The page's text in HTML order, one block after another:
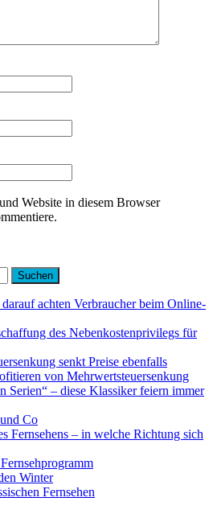
Website in diesem Browser
achten Verbraucher beim Online-
des Nebenkostenprivilegs für
senkt Preise ebenfalls
von Mehrwertsteuersenkung
Serien“ – diese Klassiker feiern immer
Co
Fernsehens – in welche Richtung sich
Winter
Fernsehen